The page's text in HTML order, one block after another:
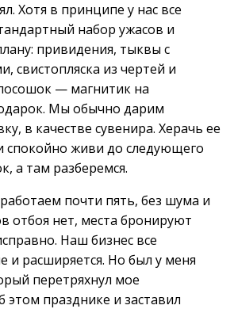
Хотя в принципе у нас все
набор ужасов и
привидения, тыквы с
свистопляска из чертей и
— магнитик на
Мы обычно дарим
в качестве сувенира. Xеpачь ее
спокойно живи до следующего
а там разберемся.
почти пять, без шума и
отбоя нет, места бронируют
Наш бизнес все
и расширяется. Но был у меня
перетряхнул мое
этом празднике и заставил